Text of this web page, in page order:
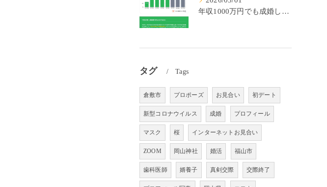
年収1000万円でも成婚しやすいとは限らない? 「年収帯別の成婚率」のリアル
タグ Tags
倉敷市 プロポーズ お見合い 初デート
新型コロナウイルス 成婚 プロフィール
マスク 桜 インターネットお見合い
ZOOM 岡山神社 婚活 福山市
歯科医師 婿養子 真剣交際 交際終了